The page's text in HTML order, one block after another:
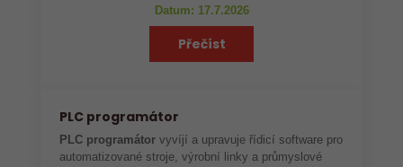
Datum: 17.7.2026
Přečíst
PLC programátor
PLC programátor vyvíjí a upravuje řídicí software pro
automatizované stroje, výrobní linky a průmyslové